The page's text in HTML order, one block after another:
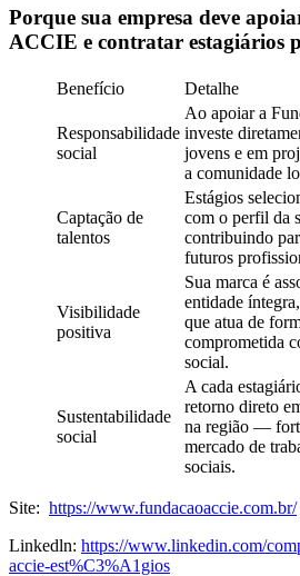
Porque sua empresa deve
ACCIE e contratar estagiários
Benefício Detalhe
Responsabilidade
social
Ao apoiar a
investe
jovens e em
a comunidade
Captação de
talentos
Estágios
com o perfil da
contribuindo
futuros
Visibilidade
positiva
Sua marca é
entidade
que atua de
comprometida
social.
Sustentabilidade
social
A cada
retorno direto
na região —
mercado de
sociais.
Site: https://www.fundacaoaccie.com.br/
Linkedln: https://www.linkedin.com/
accie-est%C3%A1gios